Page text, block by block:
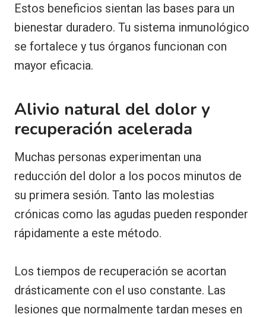
Estos beneficios sientan las bases para un
bienestar duradero. Tu sistema inmunológico
se fortalece y tus órganos funcionan con
mayor eficacia.
Alivio natural del dolor y
recuperación acelerada
Muchas personas experimentan una
reducción del dolor a los pocos minutos de
su primera sesión. Tanto las molestias
crónicas como las agudas pueden responder
rápidamente a este método.
Los tiempos de recuperación se acortan
drásticamente con el uso constante. Las
lesiones que normalmente tardan meses en